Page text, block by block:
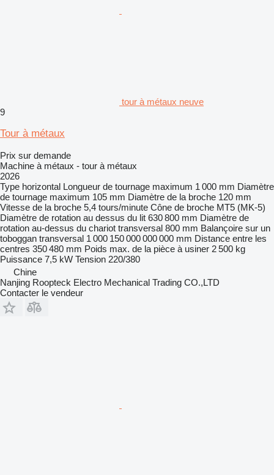
tour à métaux neuve
9
Tour à métaux
Prix sur demande
Machine à métaux - tour à métaux
2026
Type horizontal Longueur de tournage maximum 1 000 mm Diamètre
de tournage maximum 105 mm Diamètre de la broche 120 mm
Vitesse de la broche 5,4 tours/minute Cône de broche MT5 (MK-5)
Diamètre de rotation au dessus du lit 630 800 mm Diamètre de
rotation au-dessus du chariot transversal 800 mm Balançoire sur un
toboggan transversal 1 000 150 000 000 000 mm Distance entre les
centres 350 480 mm Poids max. de la pièce à usiner 2 500 kg
Puissance 7,5 kW Tension 220/380
Chine
Nanjing Roopteck Electro Mechanical Trading CO.,LTD
Contacter le vendeur